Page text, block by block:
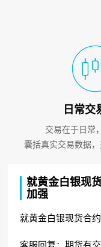
日常交
交易在于日常
囊括真实交易数据
就黄金白银现
加强
就黄金白银现货合